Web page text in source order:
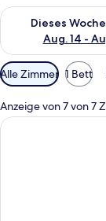
Dieses
Aug. 14 -
Überprüfe die
Verfügbare
Filter
für
Zimmer
Alle Zimmer 1 Bett
Anzeige von 7 von 7